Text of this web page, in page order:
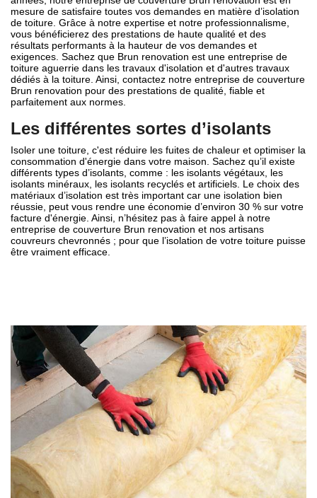
mesure de satisfaire toutes vos demandes en matière d’isolation
de toiture. Grâce à notre expertise et notre professionnalisme,
vous bénéficierez des prestations de haute qualité et des
résultats performants à la hauteur de vos demandes et
exigences. Sachez que Brun renovation est une entreprise de
toiture aguerrie dans les travaux d'isolation et d'autres travaux
dédiés à la toiture. Ainsi, contactez notre entreprise de couverture
Brun renovation pour des prestations de qualité, fiable et
parfaitement aux normes.
Les différentes sortes d’isolants
Isoler une toiture, c'est réduire les fuites de chaleur et optimiser la
consommation d'énergie dans votre maison. Sachez qu’il existe
différents types d’isolants, comme : les isolants végétaux, les
isolants minéraux, les isolants recyclés et artificiels. Le choix des
matériaux d’isolation est très important car une isolation bien
réussie, peut vous rendre une économie d’environ 30 % sur votre
facture d'énergie. Ainsi, n’hésitez pas à faire appel à notre
entreprise de couverture Brun renovation et nos artisans
couvreurs chevronnés ; pour que l’isolation de votre toiture puisse
être vraiment efficace.